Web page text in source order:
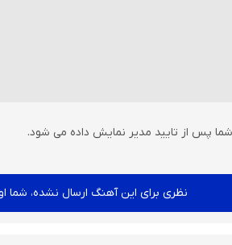
پس از تایید مدیر نمایش داده می شود.
نظری برای این آهنگ ارسال نشده، شما